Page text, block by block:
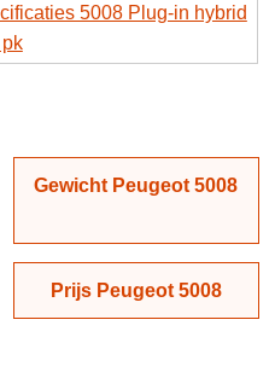
5008 Plug-in hybrid
Gewicht Peugeot 5008
Prijs Peugeot 5008